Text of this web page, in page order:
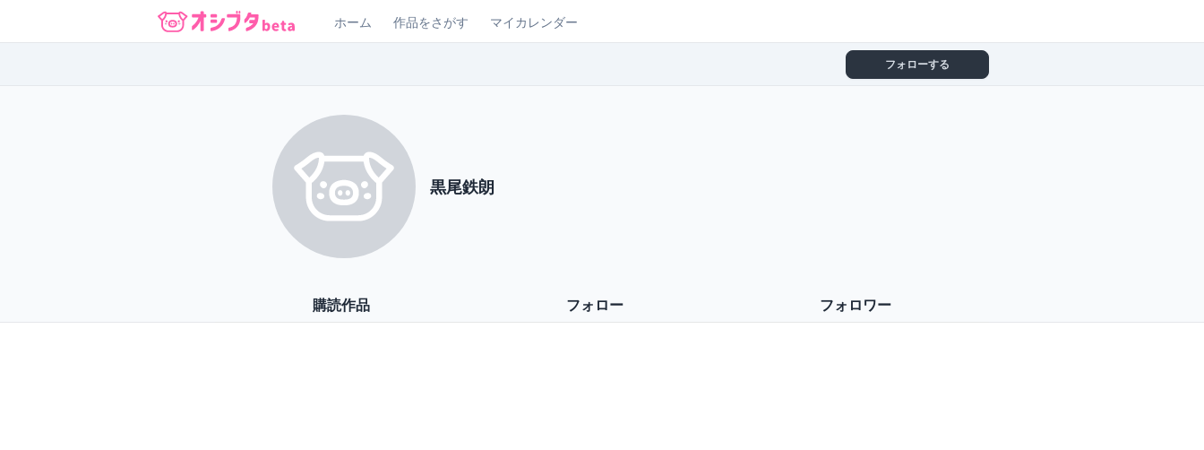
オシブタ Oshibuta
ホーム 作品をさがす マイカレンダー
フォローする
黒尾鉄朗
購読作品 フォロー フォロワー